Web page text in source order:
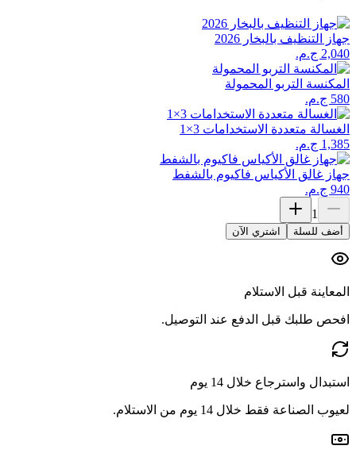
جهاز التنظيف بالبخار 2026
المكنسة التربو المحمولة
الغسالة متعددة الاستخدامات 3×1
جهاز غالق الأكياس فاكيوم بالشفط
1
أضف للسلة اشتري الآن
المعاينة قبل الاستلام
افحص طلبك قبل الدفع عند التوصيل.
استبدال واسترجاع خلال 14 يوم
لعيوب الصناعة فقط خلال 14 يوم من الاستلام.